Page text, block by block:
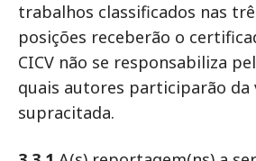
trabalhos classificados nas
posições receberão o
CICV não se responsabiliza
quais autores participarão da
supracitada.